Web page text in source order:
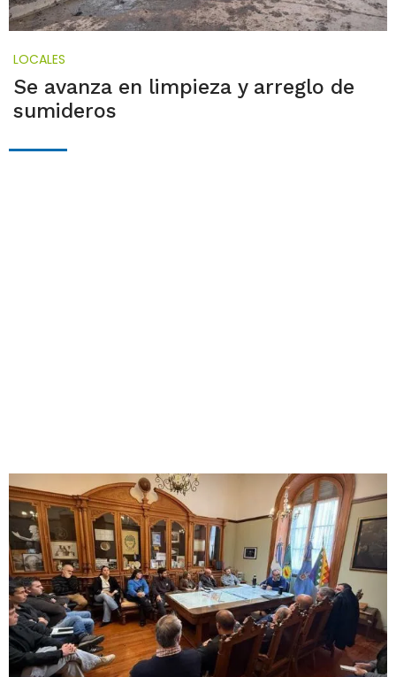
LOCALES
Se avanza en limpieza y arreglo de
sumideros